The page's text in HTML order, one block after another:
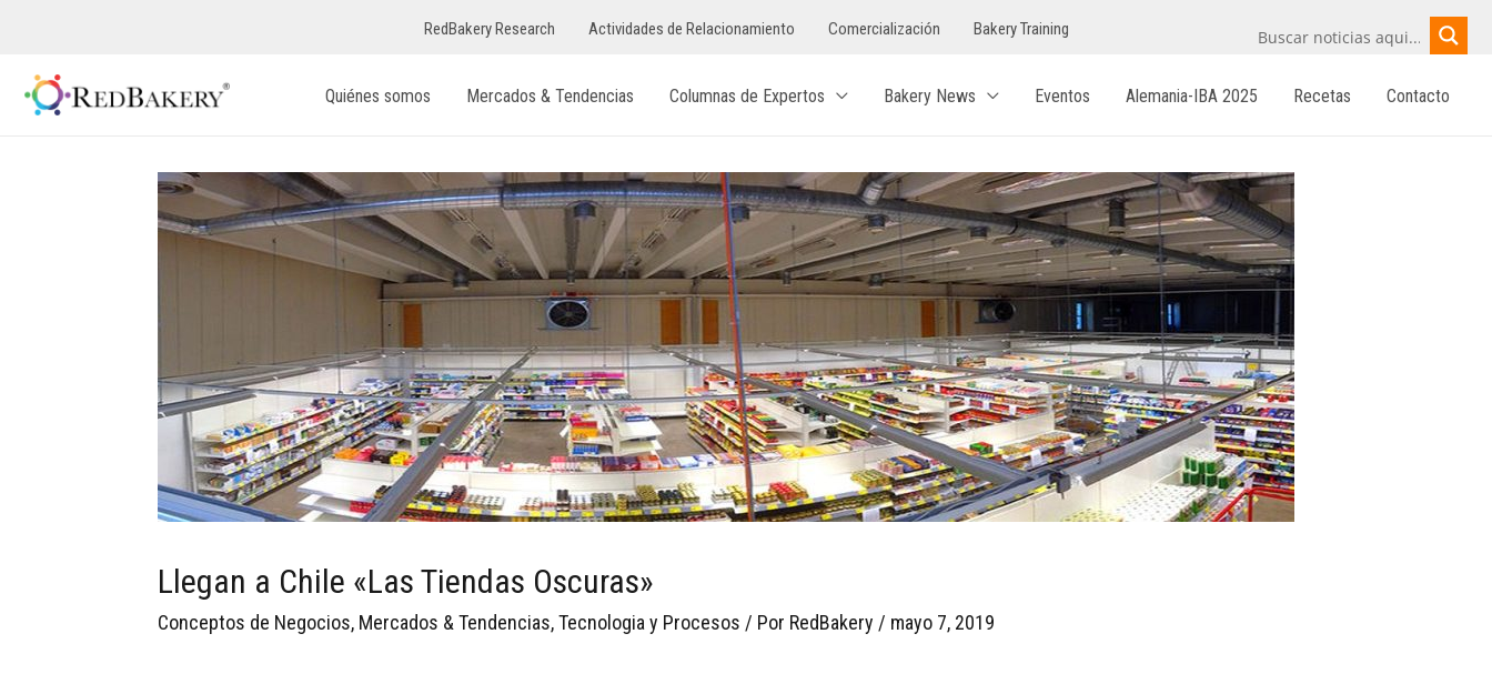
RedBakery Research Actividades de Relacionamiento Comercialización Bakery Training
Quiénes somos Mercados & Tendencias Columnas de Expertos Bakery News Eventos Alemania-IBA 2025 Recetas Contacto
Llegan a Chile «Las Tiendas Oscuras»
Conceptos de Negocios, Mercados & Tendencias,Tecnologia y Procesos / Por RedBakery / mayo 7, 2019